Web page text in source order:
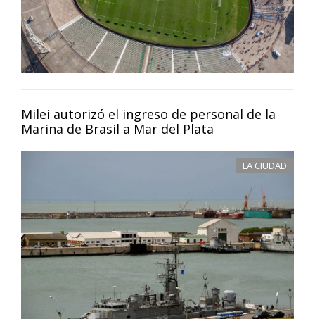
Milei autorizó el ingreso de personal de la
Marina de Brasil a Mar del Plata
LA CIUDAD